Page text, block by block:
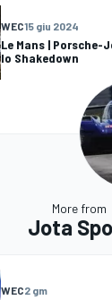
WEC15 giu 2024
Le Mans |
lo Shakedown
More from
Jota
WEC2 gm